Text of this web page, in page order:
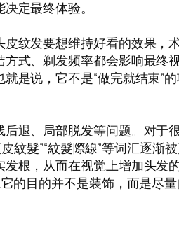
定最终体验。
纹发要想维持好看的效果，
式、剃发频率都会影响最终
是说，它不是“做完就结束”
退、局部脱发等问题。对于
紋髮”“紋髮際線”等词汇逐
根，从而在视觉上增加头发
的目的并不是装饰，而是尽